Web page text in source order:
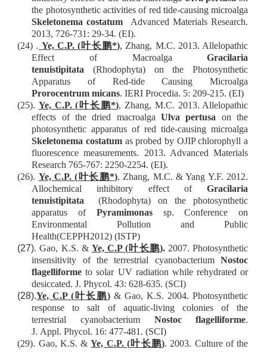
the photosynthetic activities of red tide-causing microalga
Skeletonema costatum Advanced Materials Research.
2013, 726-731: 29-34. (EI).
(24) . Ye, C.P. (叶长鹏*), Zhang, M.C. 2013. Allelopathic
Effect of MacroalgaGracilaria
tenuistipitata (Rhodophyta) on the Photosynthetic
Apparatus of Red-tide Causing Microalga
Prorocentrum micans. IERI Procedia. 5: 209-215. (EI)
(25). Ye, C.P. ( 叶长鹏*), Zhang, M.C. 2013. Allelopathic
effects of the dried macroalgaUlva pertusa on the
photosynthetic apparatus of red tide-causing microalga
Skeletonema costatum as probed by OJIP chlorophyll a
fluorescence measurements. 2013. Advanced Materials
Research 765-767: 2250-2254. (EI).
(26). Ye, C.P. ( 叶长鹏*), Zhang, M.C. & Yang Y.F. 2012.
Allochemical inhibitory effect ofGracilaria
tenuistipitata (Rhodophyta) on the photosynthetic
apparatus of Pyramimonassp. Conference on
Environmental Pollution and Public
Health(CEPPH2012) (ISTP)
(27). Gao, K.S. & Ye, C.P (叶长鹏). 2007.Photosynthetic
insensitivity of the terrestrial cyanobacteriumNostoc
flagelliforme to solar UV radiation while rehydratedor
desiccated.J. Phycol. 43: 628-635. (SCI)
(28).Ye, C.P ( 叶长鹏) & Gao, K.S. 2004.Photosynthetic
response to salt of aquatic-living colonies of the
terrestrial
cyanobacterium Nostoc flagelliforme.
J. Appl. Phycol. 16: 477-481. (SCI)
(29). Gao, K.S. & Ye, C.P. (叶长鹏). 2003. Culture of the